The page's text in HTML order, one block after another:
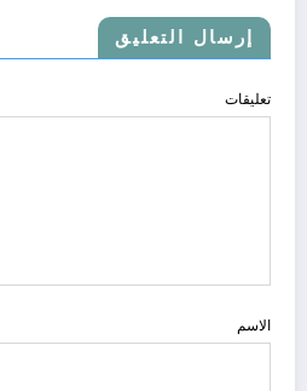
إرسال التعليق
تعليقات
الاسم